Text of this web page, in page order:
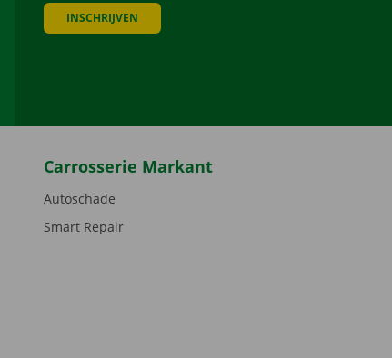
INSCHRIJVEN
Carrosserie Markant
Autoschade
Smart Repair